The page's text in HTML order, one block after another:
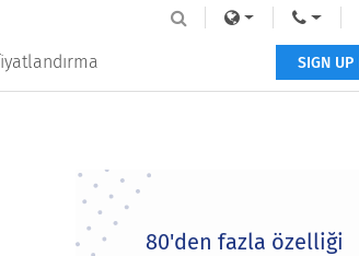
SIGN UP
Primary
Sidebar80'den fazla özelliği